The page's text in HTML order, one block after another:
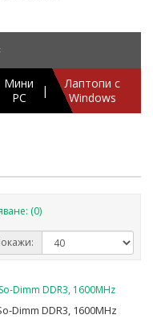
Мини
PC
|
Лаптопи с
Windows
(0)
Dimm DDR3, 1600MHz